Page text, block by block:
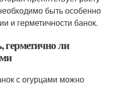
быть особенно
и герметичности банок.
герметично ли
с огурцами можно